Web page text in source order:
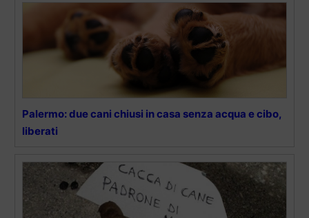
Palermo: due cani chiusi in casa senza acqua e cibo,
liberati